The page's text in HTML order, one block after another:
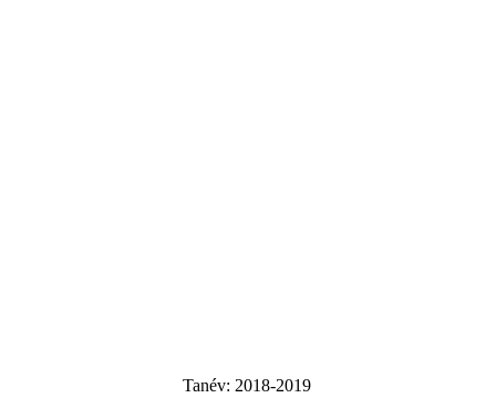
Tanév: 2018-2019